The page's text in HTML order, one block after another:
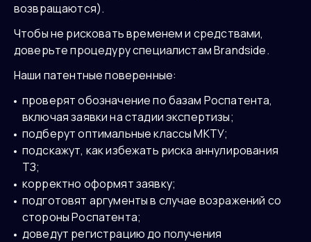
возвращаются).
Чтобы не рисковать временем и средствами,
доверьте процедуру специалистам Brandside.
Наши патентные поверенные:
проверят обозначение по базам Роспатента,
включая заявки на стадии экспертизы;
подберут оптимальные классы МКТУ;
подскажут, как избежать риска аннулирования
ТЗ;
корректно оформят заявку;
подготовят аргументы в случае возражений со
стороны Роспатента;
доведут регистрацию до получения